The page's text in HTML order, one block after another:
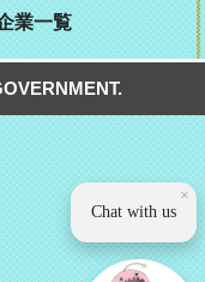
業一覧
×
Chat with us